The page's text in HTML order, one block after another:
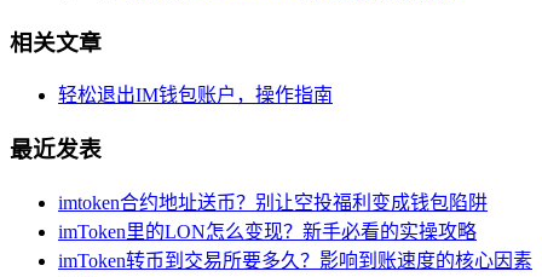
相关文章
轻松退出IM钱包账户，操作指南
最近发表
imtoken合约地址送币？别让空投福利变成钱包陷阱
imToken里的LON怎么变现？新手必看的实操攻略
imToken转币到交易所要多久？影响到账速度的核心因素